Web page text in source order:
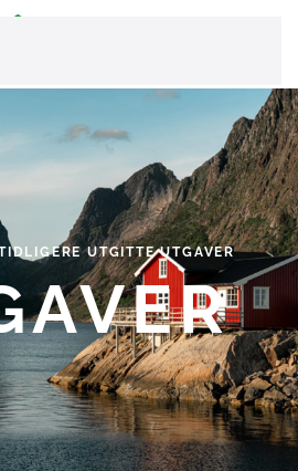
UTGITTE UTGAVER